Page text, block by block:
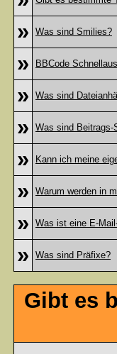
» Was sind Smilies?
» BBCode
» Was sind
» Was sind Beitrags-
» Kann ich meine
» Warum werden in
» Was ist eine E-
» Was sind Präfixe?
Gibt es